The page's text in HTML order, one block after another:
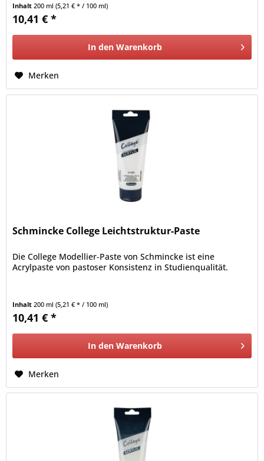
Inhalt 200 ml(5,21 € * / 100 ml)
10,41 € *
In den Warenkorb
Merken
Schmincke College Leichtstruktur-Paste
Die College Modellier-Paste von Schmincke ist eine
Acrylpaste von pastoser Konsistenz in Studienqualität.
Inhalt 200 ml(5,21 € * / 100 ml)
10,41 € *
In den Warenkorb
Merken